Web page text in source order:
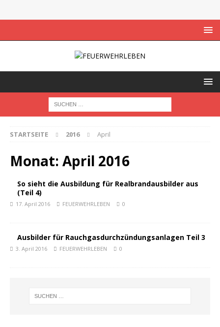
STARTSEITE 2016 April
Monat: April 2016
So sieht die Ausbildung für Realbrandausbilder aus
(Teil 4)
17. April 2016 FEUERWEHRLEBEN 0
Ausbilder für Rauchgasdurchzündungsanlagen Teil 3
3. April 2016 FEUERWEHRLEBEN 0